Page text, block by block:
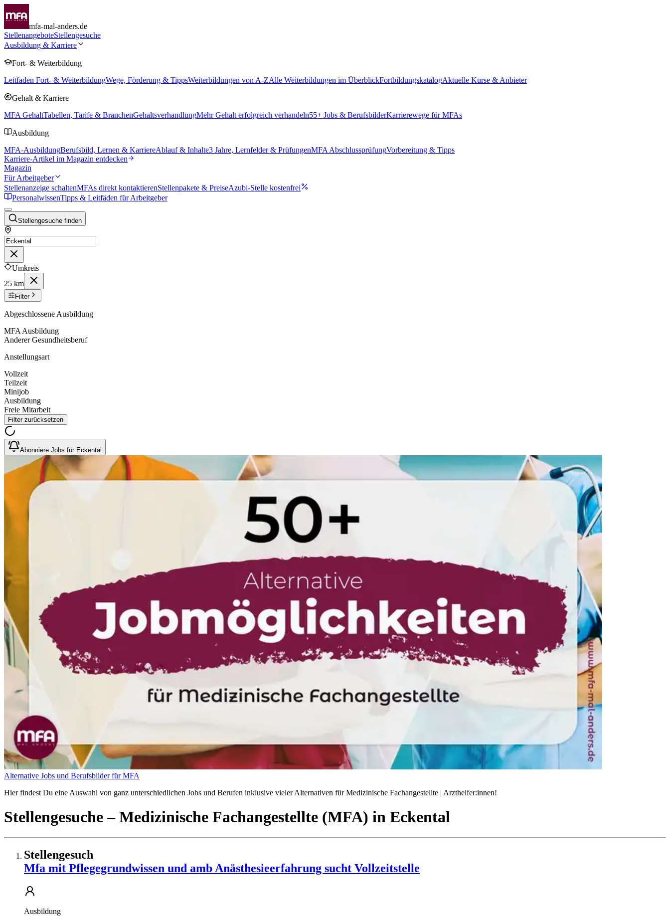
mfa-mal-anders.de
StellenangeboteStellengesuche
Ausbildung & Karriere
Fort- & Weiterbildung
Leitfaden Fort- & WeiterbildungWege, Förderung & TippsWeiterbildungen von A-ZAlle Weiterbildungen im ÜberblickFortbildungskatalogAktuelle Kurse & Anbieter
Gehalt & Karriere
MFA GehaltTabellen, Tarife & BranchenGehaltsverhandlungMehr Gehalt erfolgreich verhandeln55+ Jobs & BerufsbilderKarrierewege für MFAs
Ausbildung
MFA-AusbildungBerufsbild, Lernen & KarriereAblauf & Inhalte3 Jahre, Lernfelder & PrüfungenMFA AbschlussprüfungVorbereitung & Tipps
Karriere-Artikel im Magazin entdecken
Magazin
Für Arbeitgeber
Stellenanzeige schaltenMFAs direkt kontaktierenStellenpakete & PreiseAzubi-Stelle kostenfrei
PersonalwissenTipps & Leitfäden für Arbeitgeber
Stellengesuche finden
Umkreis
25 km
Filter
Abgeschlossene Ausbildung
MFA Ausbildung
Anderer Gesundheitsberuf
Anstellungsart
Vollzeit
Teilzeit
Minijob
Ausbildung
Freie Mitarbeit
Filter zurücksetzen
Abonniere Jobs für Eckental
Alternative Jobs und Berufsbilder für MFA
Hier findest Du eine Auswahl von ganz unterschiedlichen Jobs und Berufen inklusive vieler Alternativen für Medizinische Fachangestellte | Arzthelfer:innen!
Stellengesuche– Medizinische Fachangestellte (MFA) in Eckental
Stellengesuch
Mfa mit Pflegegrundwissen und amb Anästhesieerfahrung sucht Vollzeitstelle
Ausbildung